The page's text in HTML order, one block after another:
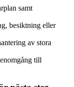
samt
besiktning eller
av stora
till